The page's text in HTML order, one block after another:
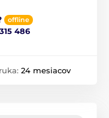
offline
486
24 mesiacov